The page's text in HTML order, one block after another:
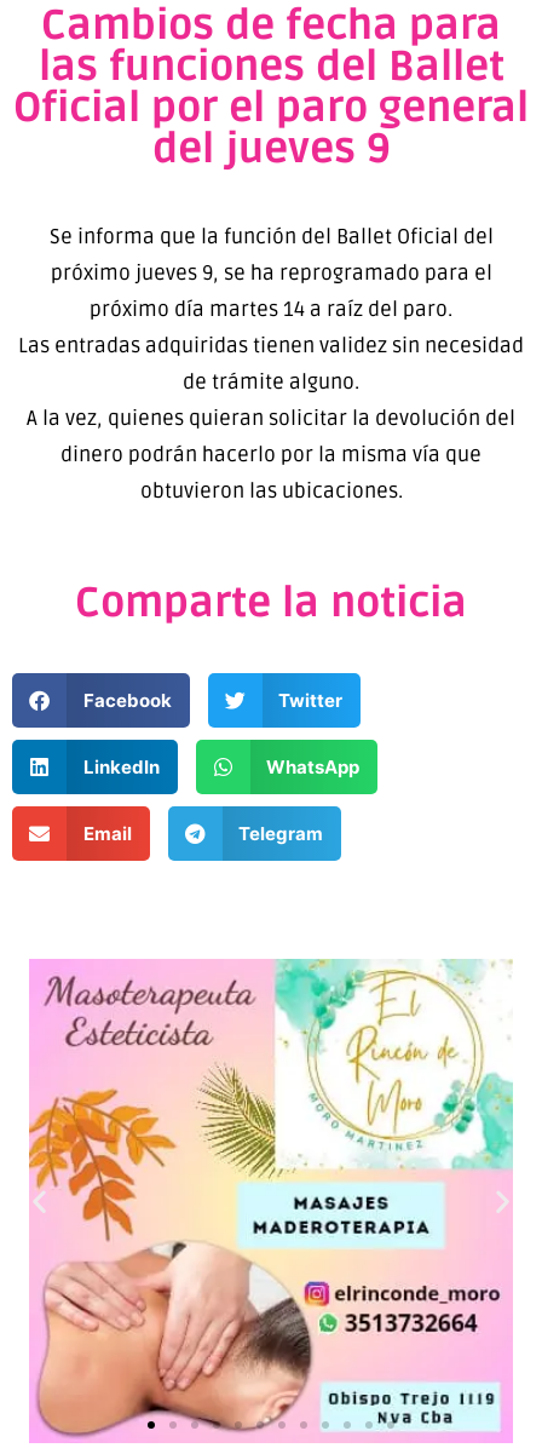
Cambios de fecha para
las funciones del Ballet
Oficial por el paro general
del jueves 9
Se informa que la función del Ballet Oficial del
próximo jueves 9, se ha reprogramado para el
próximo día martes 14 a raíz del paro.
Las entradas adquiridas tienen validez sin necesidad
de trámite alguno.
A la vez, quienes quieran solicitar la devolución del
dinero podrán hacerlo por la misma vía que
obtuvieron las ubicaciones.
Comparte la noticia
Facebook Twitter
LinkedIn WhatsApp
Email Telegram